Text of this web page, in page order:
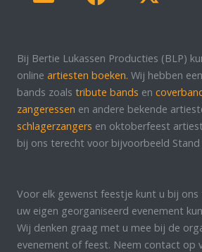
Bij Bertie Lukassen Producties (BLP)
online artiesten boeken. Wij hebben
bands zoals tribute bands en
zangeressen en andere bekende
schlagerzangers en oktoberfeest
bij ons terecht voor bijvoorbeeld Stand
Voor elk gewenst feestje kunt u bij
uw eigen georganiseerd evenement
Wij denken graag met u mee bij de
evenement of feest. Neem contact op